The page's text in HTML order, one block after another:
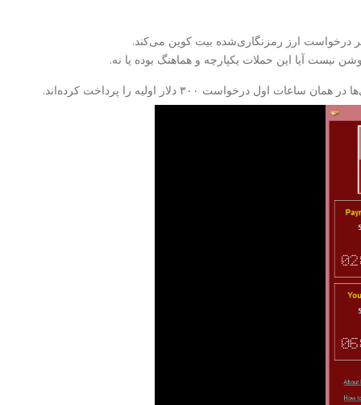
روشن نیست آیا این حملات یکپارچه و هماهنگ بوده یا نه.
۳۰۰ دلار اولیه را پرداخت کرده‌اند.